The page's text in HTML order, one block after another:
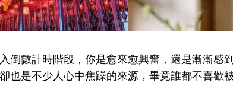
倒數計時階段，你是愈來愈興奮，還是漸漸感
也是不少人心中焦躁的來源，畢竟誰都不喜歡